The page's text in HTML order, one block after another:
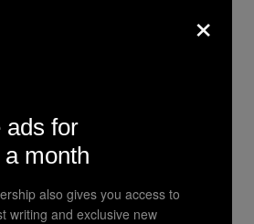
to Send a
Drone Into
the Moon
Prada
/ GETTY IMAGES
×
ads for
month
also gives you access to
writing and exclusive new